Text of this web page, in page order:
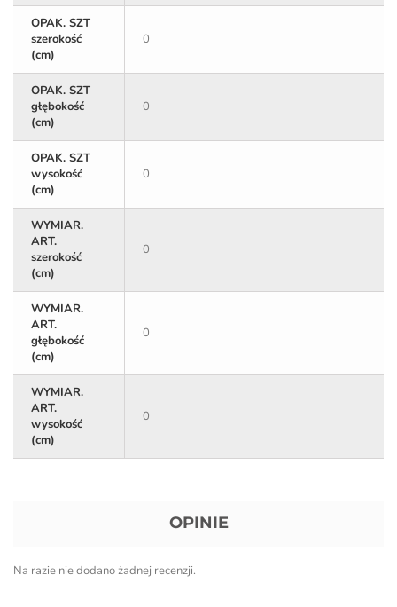
OPAK. SZT
szerokość
(cm)
0
OPAK. SZT
głębokość
(cm)
0
OPAK. SZT
wysokość
(cm)
0
WYMIAR.
ART.
szerokość
(cm)
0
WYMIAR.
ART.
głębokość
(cm)
0
WYMIAR.
ART.
wysokość
(cm)
0
OPINIE
Na razie nie dodano żadnej recenzji.